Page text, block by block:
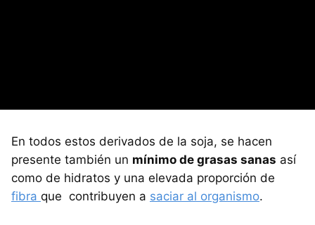
En todos estos derivados de la soja, se hacen
presente también un mínimo de grasas sanas así
como de hidratos y una elevada proporción de
fibra que contribuyen a saciar al organismo.